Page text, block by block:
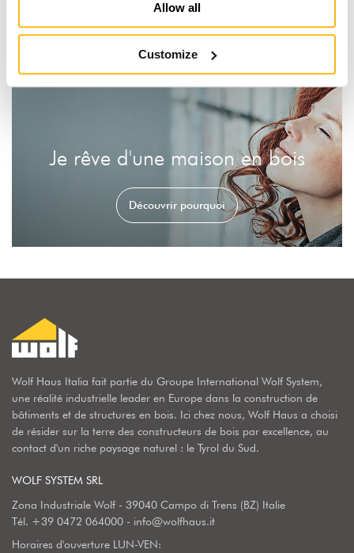
Allow all
Customize
Je rêve d'une maison en bois
Découvrir pourquoi
Wolf Haus Italia fait partie du Groupe International Wolf System,
une réalité industrielle leader en Europe dans la construction de
bâtiments et de structures en bois. Ici chez nous, Wolf Haus a choisi
de résider sur la terre des constructeurs de bois par excellence, au
contact d'un riche paysage naturel : le Tyrol du Sud.
WOLF SYSTEM SRL
Zona Industriale Wolf - 39040 Campo di Trens (BZ) Italie
Tél. +39 0472 064000 - info@wolfhaus.it
Horaires d'ouverture LUN-VEN: